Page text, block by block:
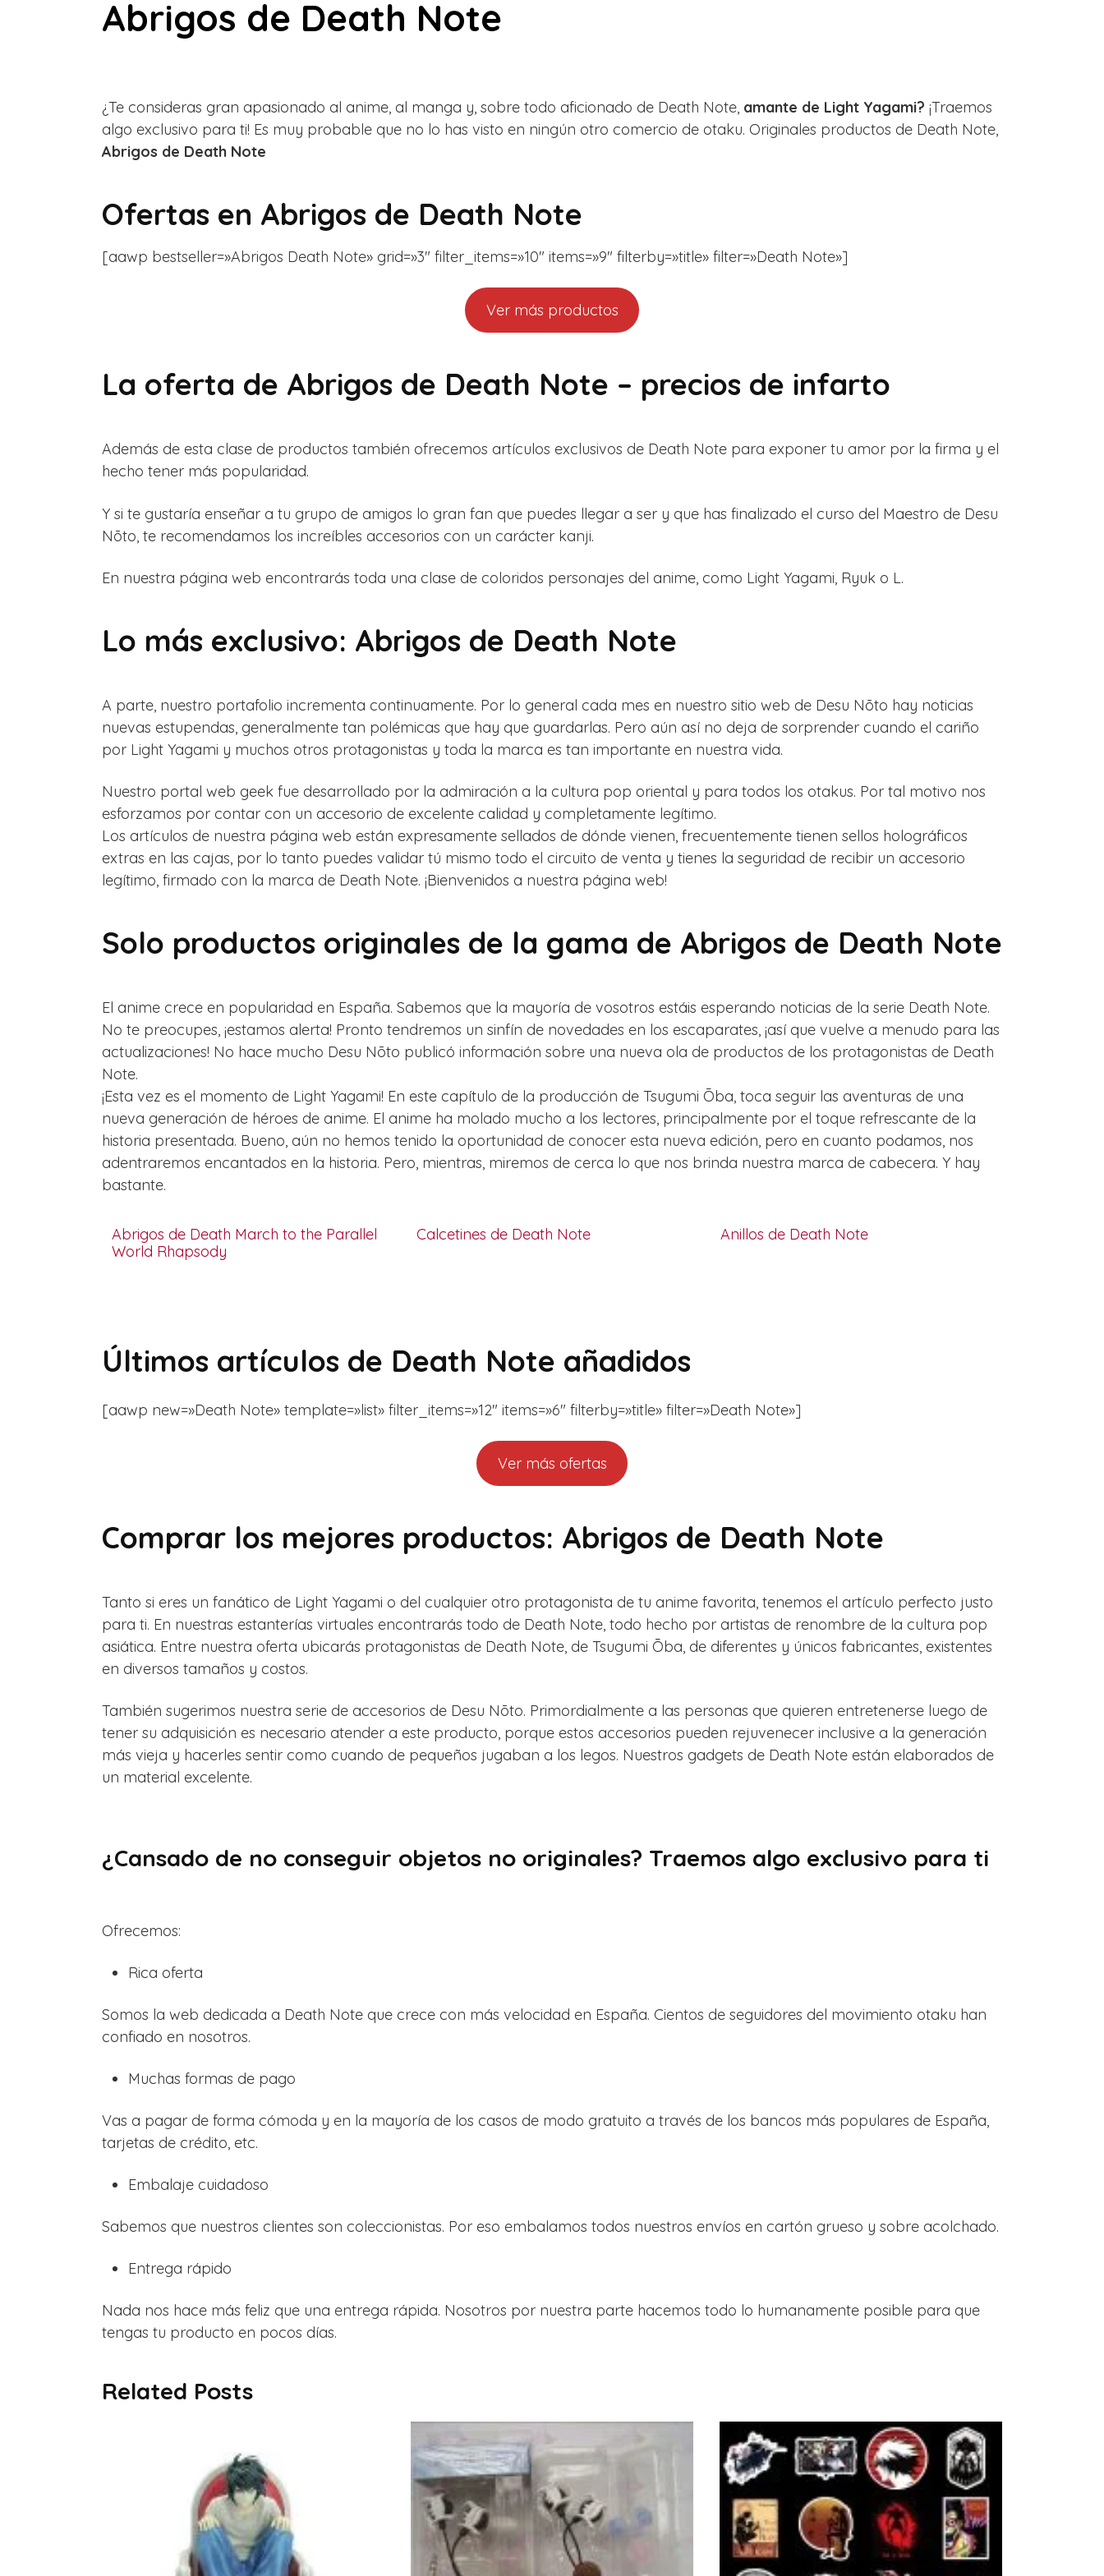
Abrigos de Death Note
¿Te consideras gran apasionado al anime, al manga y, sobre todo aficionado de Death Note, amante de Light Yagami? ¡Traemos
algo exclusivo para ti! Es muy probable que no lo has visto en ningún otro comercio de otaku. Originales productos de Death Note,
Abrigos de Death Note
Ofertas en Abrigos de Death Note
[aawp bestseller=»Abrigos Death Note» grid=»3″ filter_items=»10″ items=»9″ filterby=»title» filter=»Death Note»]
Ver más productos
La oferta de Abrigos de Death Note – precios de infarto
Además de esta clase de productos también ofrecemos artículos exclusivos de Death Note para exponer tu amor por la firma y el
hecho tener más popularidad.
Y si te gustaría enseñar a tu grupo de amigos lo gran fan que puedes llegar a ser y que has finalizado el curso del Maestro de Desu
Nōto, te recomendamos los increíbles accesorios con un carácter kanji.
En nuestra página web encontrarás toda una clase de coloridos personajes del anime, como Light Yagami, Ryuk o L.
Lo más exclusivo: Abrigos de Death Note
A parte, nuestro portafolio incrementa continuamente. Por lo general cada mes en nuestro sitio web de Desu Nōto hay noticias
nuevas estupendas, generalmente tan polémicas que hay que guardarlas. Pero aún así no deja de sorprender cuando el cariño
por Light Yagami y muchos otros protagonistas y toda la marca es tan importante en nuestra vida.
Nuestro portal web geek fue desarrollado por la admiración a la cultura pop oriental y para todos los otakus. Por tal motivo nos
esforzamos por contar con un accesorio de excelente calidad y completamente legítimo.
Los artículos de nuestra página web están expresamente sellados de dónde vienen, frecuentemente tienen sellos holográficos
extras en las cajas, por lo tanto puedes validar tú mismo todo el circuito de venta y tienes la seguridad de recibir un accesorio
legítimo, firmado con la marca de Death Note. ¡Bienvenidos a nuestra página web!
Solo productos originales de la gama de Abrigos de Death Note
El anime crece en popularidad en España. Sabemos que la mayoría de vosotros estáis esperando noticias de la serie Death Note.
No te preocupes, ¡estamos alerta! Pronto tendremos un sinfín de novedades en los escaparates, ¡así que vuelve a menudo para las
actualizaciones! No hace mucho Desu Nōto publicó información sobre una nueva ola de productos de los protagonistas de Death
Note.
¡Esta vez es el momento de Light Yagami! En este capítulo de la producción de Tsugumi Ōba, toca seguir las aventuras de una
nueva generación de héroes de anime. El anime ha molado mucho a los lectores, principalmente por el toque refrescante de la
historia presentada. Bueno, aún no hemos tenido la oportunidad de conocer esta nueva edición, pero en cuanto podamos, nos
adentraremos encantados en la historia. Pero, mientras, miremos de cerca lo que nos brinda nuestra marca de cabecera. Y hay
bastante.
Abrigos de Death March to the Parallel
World Rhapsody
Calcetines de Death Note Anillos de Death Note
Últimos artículos de Death Note añadidos
[aawp new=»Death Note» template=»list» filter_items=»12″ items=»6″ filterby=»title» filter=»Death Note»]
Ver más ofertas
Comprar los mejores productos: Abrigos de Death Note
Tanto si eres un fanático de Light Yagami o del cualquier otro protagonista de tu anime favorita, tenemos el artículo perfecto justo
para ti. En nuestras estanterías virtuales encontrarás todo de Death Note, todo hecho por artistas de renombre de la cultura pop
asiática. Entre nuestra oferta ubicarás protagonistas de Death Note, de Tsugumi Ōba, de diferentes y únicos fabricantes, existentes
en diversos tamaños y costos.
También sugerimos nuestra serie de accesorios de Desu Nōto. Primordialmente a las personas que quieren entretenerse luego de
tener su adquisición es necesario atender a este producto, porque estos accesorios pueden rejuvenecer inclusive a la generación
más vieja y hacerles sentir como cuando de pequeños jugaban a los legos. Nuestros gadgets de Death Note están elaborados de
un material excelente.
¿Cansado de no conseguir objetos no originales? Traemos algo exclusivo para ti
Ofrecemos:
Rica oferta
Somos la web dedicada a Death Note que crece con más velocidad en España. Cientos de seguidores del movimiento otaku han
confiado en nosotros.
Muchas formas de pago
Vas a pagar de forma cómoda y en la mayoría de los casos de modo gratuito a través de los bancos más populares de España,
tarjetas de crédito, etc.
Embalaje cuidadoso
Sabemos que nuestros clientes son coleccionistas. Por eso embalamos todos nuestros envíos en cartón grueso y sobre acolchado.
Entrega rápido
Nada nos hace más feliz que una entrega rápida. Nosotros por nuestra parte hacemos todo lo humanamente posible para que
tengas tu producto en pocos días.
Related Posts